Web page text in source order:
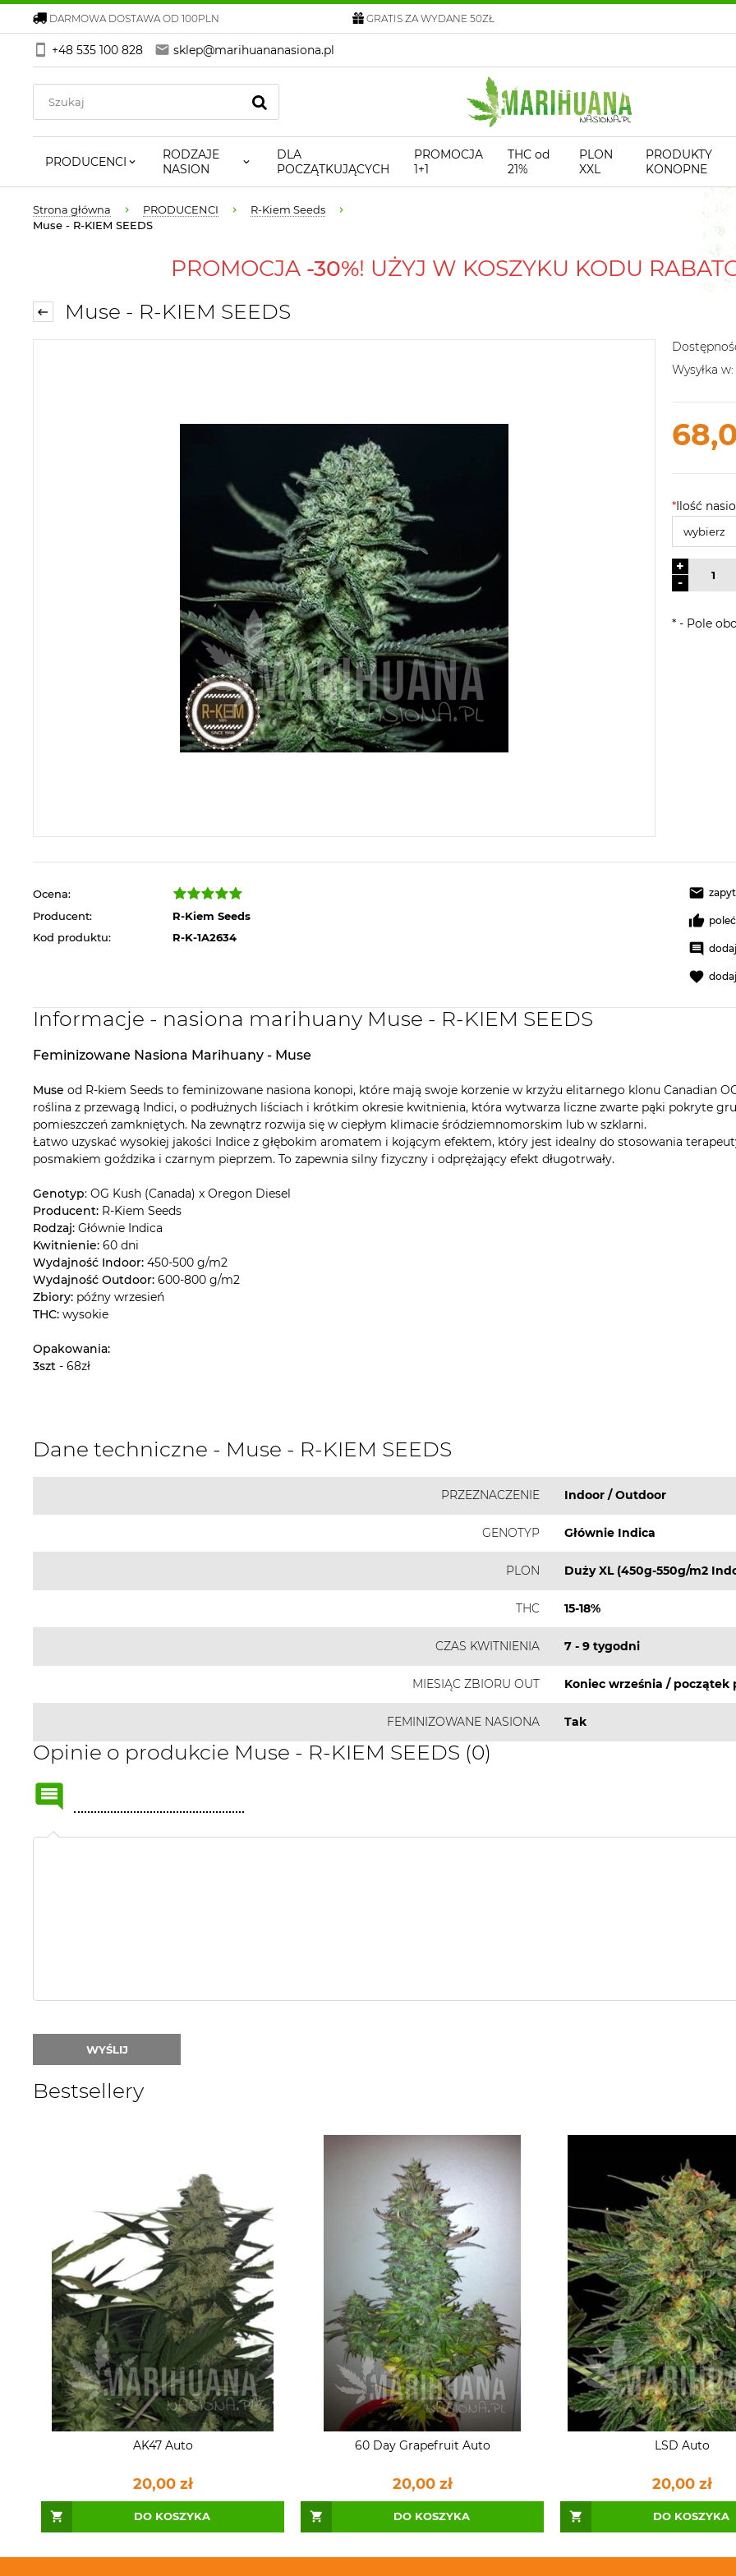
DARMOWA DOSTAWA OD 100PLN GRATIS ZA WYDANE 50ZŁ
+48 535 100 828 sklep@marihuananasiona.pl
PRODUCENCI
RODZAJE
NASION
DLA
POCZĄTKUJĄCYCH
PROMOCJA
1+1
THC od
21%
PLON
XXL
PRODUKTY
KONOPNE
Strona główna PRODUCENCI
R-Kiem Seeds
Muse - R-KIEM SEEDS
PROMOCJA -30%! UŻYJ W KOSZYKU KODU
Muse - R-KIEM SEEDS
Wysyłka w:
*Ilość
-
+
* - Pole
Ocena:
Producent:
R-Kiem Seeds
Kod produktu:
R-K-1A2634
Informacje - nasiona marihuany Muse - R-KIEM SEEDS
Feminizowane Nasiona Marihuany - Muse
Muse od R-kiem Seeds to feminizowane nasiona konopi, które mają swoje korzenie w krzyżu elitarnego klonu Canadian
roślina z przewagą Indici, o podłużnych liściach i krótkim okresie kwitnienia, która wytwarza liczne zwarte pąki pokryte
pomieszczeń zamkniętych. Na zewnątrz rozwija się w ciepłym klimacie śródziemnomorskim lub w szklarni.
Łatwo uzyskać wysokiej jakości Indice z głębokim aromatem i kojącym efektem, który jest idealny do stosowania
posmakiem goździka i czarnym pieprzem. To zapewnia silny fizyczny i odprężający efekt długotrwały.
Genotyp: OG Kush (Canada) x Oregon Diesel
Producent: R-Kiem Seeds
Rodzaj: Głównie Indica
Kwitnienie: 60 dni
Wydajność Indoor: 450-500 g/m2
Wydajność Outdoor: 600-800 g/m2
Zbiory: późny wrzesień
THC: wysokie
Opakowania:
3szt - 68zł
Dane techniczne - Muse - R-KIEM SEEDS
PRZEZNACZENIE Indoor / Outdoor
GENOTYP Głównie Indica
PLON Duży XL (450g-550g/m2
THC 15-18%
CZAS KWITNIENIA 7 - 9 tygodni
MIESIĄC ZBIORU OUT Koniec września / początek
FEMINIZOWANE NASIONA Tak
Opinie o produkcie Muse - R-KIEM SEEDS (0)
WYŚLIJ
Bestsellery
AK47 Auto
20,00 zł
DO KOSZYKA
60 Day Grapefruit Auto
20,00 zł
DO KOSZYKA
LSD Auto
20,00 zł
DO KOSZYKA